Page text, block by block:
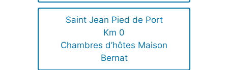
Saint Jean Pied de Port
Km 0
Chambres d’hôtes Maison
Bernat